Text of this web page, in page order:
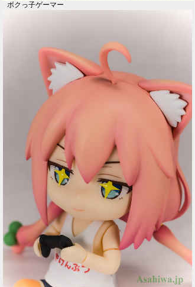
ボクっ子ゲーマー